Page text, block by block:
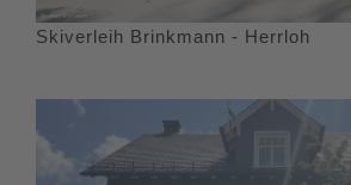
Skiverleih Brinkmann - Herrloh